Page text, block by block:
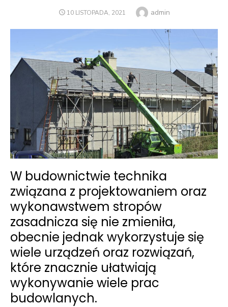
POSTED
10 LISTOPADA, 2021 Author
admin
W budownictwie technika
związana z projektowaniem oraz
wykonawstwem stropów
zasadnicza się nie zmieniła,
obecnie jednak wykorzystuje się
wiele urządzeń oraz rozwiązań,
które znacznie ułatwiają
wykonywanie wiele prac
budowlanych.